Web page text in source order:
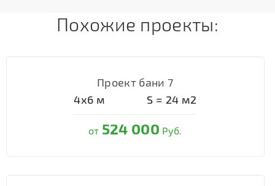
Похожие проекты:
Проект бани 7
4х6 м S = 24 м2
от 524 000 Руб.